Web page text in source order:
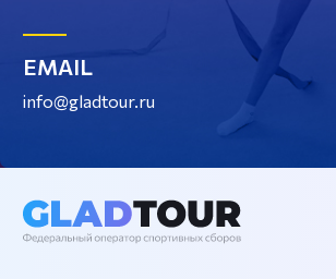
EMAIL
info@gladtour.ru